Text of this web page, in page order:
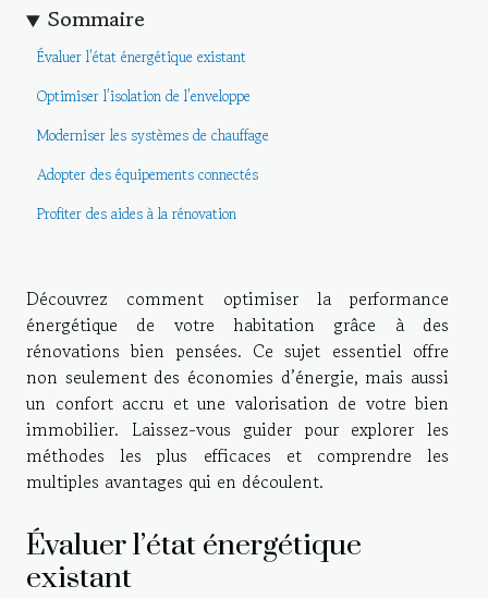
Sommaire
Évaluer l’état énergétique existant
Optimiser l’isolation de l’enveloppe
Moderniser les systèmes de chauffage
Adopter des équipements connectés
Profiter des aides à la rénovation
Découvrez comment optimiser la performance
énergétique de votre habitation grâce à des
rénovations bien pensées. Ce sujet essentiel offre
non seulement des économies d’énergie, mais aussi
un confort accru et une valorisation de votre bien
immobilier. Laissez-vous guider pour explorer les
méthodes les plus efficaces et comprendre les
multiples avantages qui en découlent.
Évaluer l’état énergétique
existant